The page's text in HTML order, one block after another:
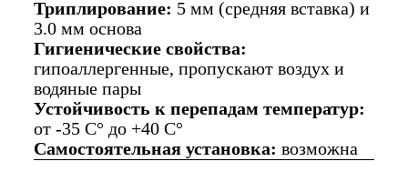
Триплирование: 5 мм (средняя вставка) и
3.0 мм основа
Гигиенические свойства:
гипоаллергенные, пропускают воздух и
водяные пары
Устойчивость к перепадам температур:
от -35 C° до +40 C°
Самостоятельная установка: возможна